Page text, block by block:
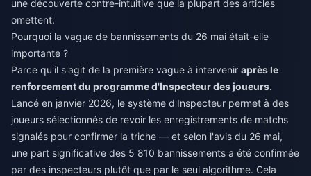
une découverte contre-intuitive que la plupart des articles
omettent.
Pourquoi la vague de bannissements du 26 mai était-elle
importante ?
Parce qu'il s'agit de la première vague à intervenir après le
renforcement du programme d'Inspecteur des joueurs.
Lancé en janvier 2026, le système d'Inspecteur permet à des
joueurs sélectionnés de revoir les enregistrements de matchs
signalés pour confirmer la triche — et selon l'avis du 26 mai,
une part significative des 5 810 bannissements a été confirmée
par des inspecteurs plutôt que par le seul algorithme. Cela